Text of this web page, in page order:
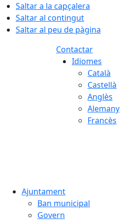
Saltar a la capçalera
Saltar al contingut
Saltar al peu de pàgina
Contactar
Idiomes
Català
Castellà
Anglès
Alemany
Francès
Ajuntament
Ban municipal
Govern